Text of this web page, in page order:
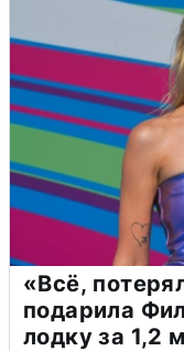
«Всё,
подарила
лодку за 1,2